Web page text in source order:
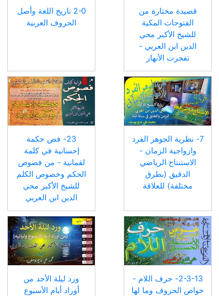
قصيدة مختارة من
الفتوحات المكية
للشيخ الأكبر محي
الدين ابن العربي -
تفجرت الأنهار
2-0 تاريخ اللغة وأصل
الحروف العربية
7- نظرية الجوهر الفرد
وازواجية الزمان -
الاستنتاج الرياضي
الدقيق (بطرق
مختلفة) للعلاقة
23- فص حكمة
إحسانية في كلمة
لقمانية - من فصوص
الحكم وخصوص الكلم
للشيخ الأكبر محي
الدين ابن العربي
2-3-13- حرف اللام -
خواص الحروف وما لها
ورد ليلة الأحد من
أوراد أيام الأسبوع